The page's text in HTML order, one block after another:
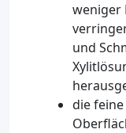
weniger
und
die